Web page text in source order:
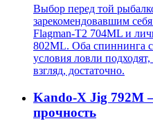
Выбор перед той
зарекомендовавшим
Flagman-T2 704ML и
802ML. Оба спиннинга
условия ловли
взгляд, достаточно.
Kando-X Jig 792M
прочность